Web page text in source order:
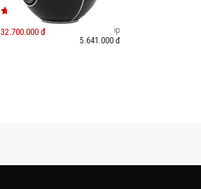
32.700.000 đ
Trả góp
5.641.000 đ